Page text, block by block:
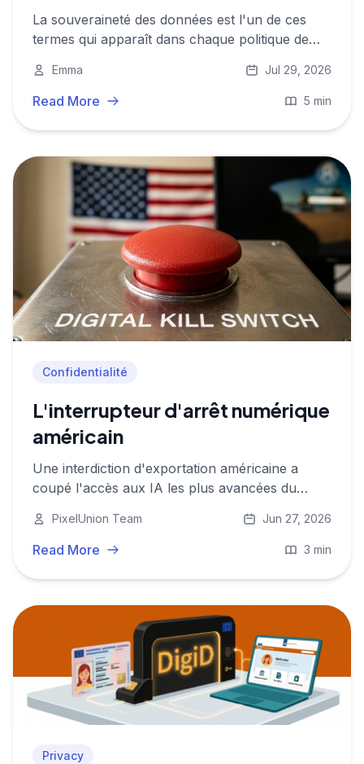
La souveraineté des données est l'un de ces
termes qui apparaît dans chaque politique de
ce qu'il signifie vraiment, ce qu'il ne signifie pas,
et pourquoi cette différence compte pour les
Emma Jul 29, 2026
Read More 5 min
Confidentialité
L'interrupteur d'arrêt numérique
américain
Une interdiction d'exportation américaine a
coupé l'accès aux IA les plus avancées du
pour quiconque dépend encore d'une
infrastructure cloud américaine.
PixelUnion Team Jun 27, 2026
Read More 3 min
Privacy